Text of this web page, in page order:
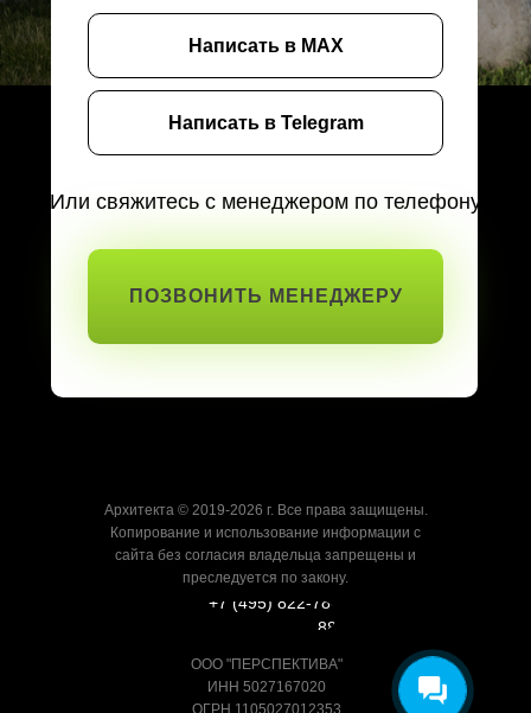
Написать в Telegram
Написать в MAX
Или свяжитесь с менеджером по телефону
ПОЗВОНИТЬ МЕНЕДЖЕРУ
+7 (495) 822-78-
88
ООО "ПЕРСПЕКТИВА"
ИНН 5027167020
Архитекта © 2019-2026 г. Все права защищены.
Копирование и использование информации с
сайта без согласия владельца запрещены и
преследуется по закону.